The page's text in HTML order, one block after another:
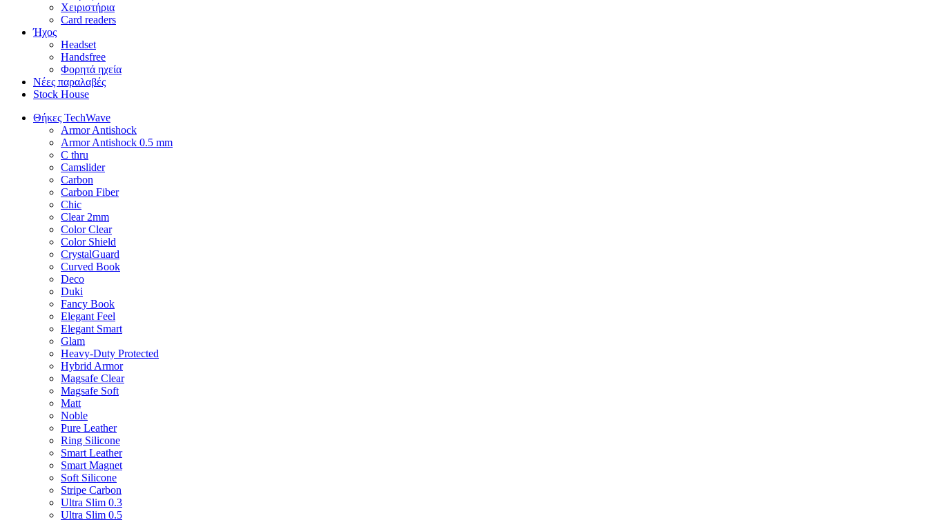
Χειριστήρια
Card readers
Ήχος
Headset
Handsfree
Φορητά ηχεία
Νέες παραλαβές
Stock House
Θήκες TechWave
Armor Antishock
Armor Antishock 0.5 mm
C thru
Camslider
Carbon
Carbon Fiber
Chic
Clear 2mm
Color Clear
Color Shield
CrystalGuard
Curved Book
Deco
Duki
Fancy Book
Elegant Feel
Elegant Smart
Glam
Heavy-Duty Protected
Hybrid Armor
Magsafe Clear
Magsafe Soft
Matt
Noble
Pure Leather
Ring Silicone
Smart Leather
Smart Magnet
Soft Silicone
Stripe Carbon
Ultra Slim 0.3
Ultra Slim 0.5